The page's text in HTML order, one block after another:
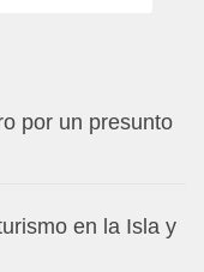
por un presunto
en la Isla y